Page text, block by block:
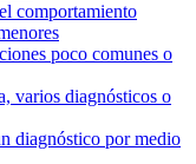
comportamiento
poco comunes o
varios diagnósticos o
diagnóstico por medio